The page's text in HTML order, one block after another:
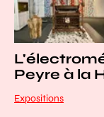
Peyre à la
Expositions